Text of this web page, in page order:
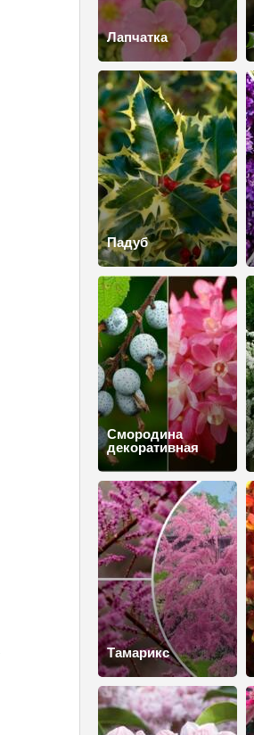
Лапчатка
Падуб
Смородина
декоративная
Тамарикс